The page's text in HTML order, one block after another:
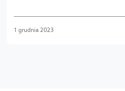
1 grudnia 2023